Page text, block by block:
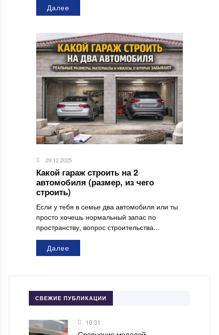
Далее
29.12.2025
Какой гараж строить на 2
автомобиля (размер, из чего
строить)
Если у тебя в семье два автомобиля или ты
просто хочешь нормальный запас по
пространству, вопрос строительства...
Далее
СВЕЖИЕ ПУБЛИКАЦИИ
10:31